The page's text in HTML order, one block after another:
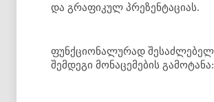
და გრაფიკულ პრეზენტაციას.
ფუნქციონალურად
შემდეგი მონაცემების გამოტანა: